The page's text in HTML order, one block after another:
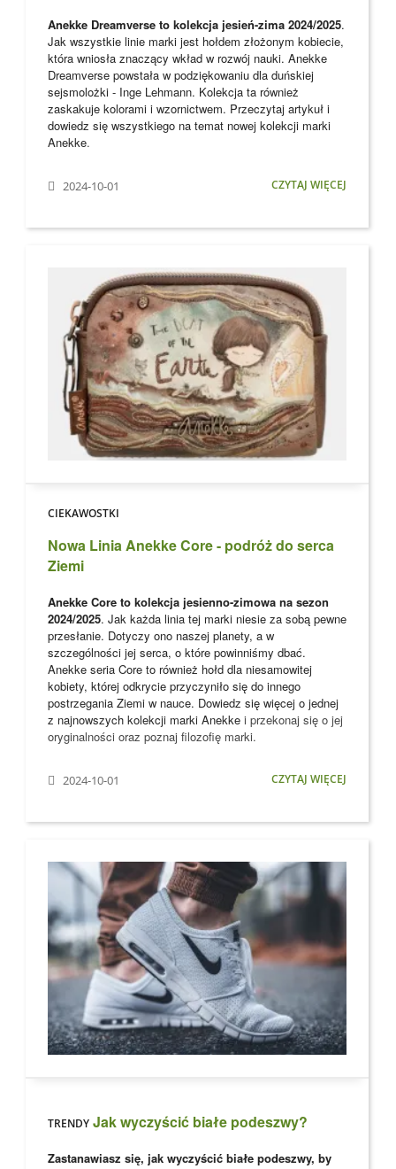
Anekke Dreamverse to kolekcja jesień-zima 2024/2025.
Jak wszystkie linie marki jest hołdem złożonym kobiecie,
która wniosła znaczący wkład w rozwój nauki. Anekke
Dreamverse powstała w podziękowaniu dla duńskiej
sejsmolożki - Inge Lehmann. Kolekcja ta również
zaskakuje kolorami i wzornictwem. Przeczytaj artykuł i
dowiedz się wszystkiego na temat nowej kolekcji marki
Anekke.
2024-10-01 CZYTAJ WIĘCEJ
CIEKAWOSTKI
Nowa Linia Anekke Core - podróż do serca
Ziemi
Anekke Core to kolekcja jesienno-zimowa na sezon
2024/2025. Jak każda linia tej marki niesie za sobą pewne
przesłanie. Dotyczy ono naszej planety, a w
szczególności jej serca, o które powinniśmy dbać.
Anekke seria Core to również hołd dla niesamowitej
kobiety, której odkrycie przyczyniło się do innego
postrzegania Ziemi w nauce. Dowiedz się więcej o jednej
z najnowszych kolekcji marki Anekke i przekonaj się o jej
oryginalności oraz poznaj filozofię marki.
2024-10-01 CZYTAJ WIĘCEJ
TRENDY Jak wyczyścić białe podeszwy?
Zastanawiasz się, jak wyczyścić białe podeszwy, by